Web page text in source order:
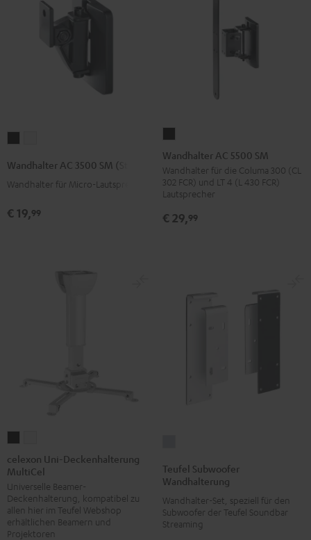
3500
SM
Schwarz
3500
SM
Wandhalter AC 3500 SM (Stk.)
Wandhalter für Micro-Lautsprecher
€ 19,99
AC
5500
SM
Schwarz
Wandhalter AC 5500 SM
Wandhalter für die Columa 300 (CL
302 FCR) und LT 4 (L 430 FCR)
Lautsprecher
€ 29,99
Deckenhalterung
MultiCel
Schwarz
Uni-
Deckenhalterung
MultiCel
Weiß
celexon Uni-Deckenhalterung
MultiCel
Universelle Beamer-
Deckenhalterung, kompatibel zu
allen hier im Teufel Webshop
erhältlichen Beamern und
Projektoren
Wandhalterung
Teufel Subwoofer
Wandhalterung
Wandhalter-Set, speziell für den
Subwoofer der Teufel Soundbar
Streaming